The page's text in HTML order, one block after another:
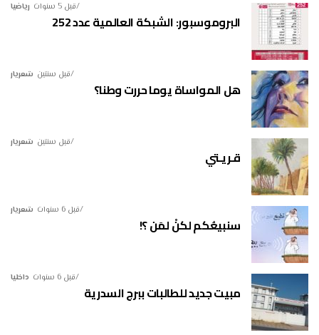
رياضيا قبل 5 سنوات
البروموسبور: الشبكة العالمية عدد 252
شعريار قبل سنتين
هل المواساة يوما حررت وطنا؟
شعريار قبل سنتين
قـريـتي
شعريار قبل 6 سنوات
سنبيعُكم لكنْ لمَن ؟!
داخليا قبل 6 سنوات
مبيت جديد للطالبات ببرج السدرية